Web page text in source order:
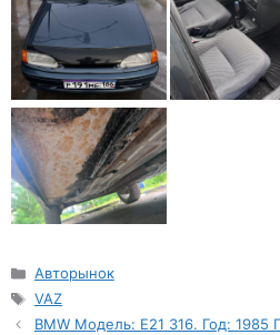
Рубрики
Авторынок
Метки
VAZ
BMW Модель: Е21 316. Год: 1985